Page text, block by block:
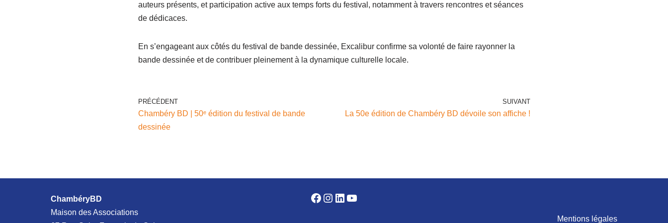
auteurs présents, et participation active aux temps forts du festival, notamment à travers rencontres et séances
de dédicaces.
En s’engageant aux côtés du festival de bande dessinée, Excalibur confirme sa volonté de faire rayonner la
bande dessinée et de contribuer pleinement à la dynamique culturelle locale.
PRÉCÉDENT
Chambéry BD | 50ᵉ édition du festival de bande
dessinée
SUIVANT
La 50e édition de Chambéry BD dévoile son affiche !
ChambéryBD
Maison des Associations
Mentions légales